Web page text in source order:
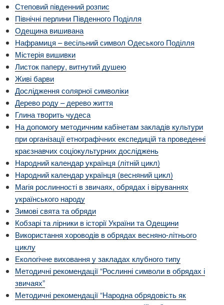
Степовий південний розпис
Північні перлини Південного Поділля
Одещина вишивана
Нафрамиця – весільний символ Одеського Поділля
Містерія вишивки
Листок паперу, витнутий душею
Живі барви
Дослідження солярної символіки
Дерево роду – дерево життя
Глина творить чудеса
На допомогу методичним кабінетам закладів культури
при організації етнографічних експедицій та проведенні
краєзнавчих соціокультурних досліджень
Народний календар українця (літній цикл)
Народний календар українця (весняний цикл)
Магія рослинності в звичаях, обрядах і віруваннях
українського народу
Зимові свята та обряди
Кобзарі та лірники в історії України та Одещини
Використання хороводів в обрядах весняно-літнього
циклу
Екологічне виховання у закладах клубного типу
Методичні рекомендації “Рослинні символи в обрядах і
звичаях”
Методичні рекомендації “Народна обрядовість як